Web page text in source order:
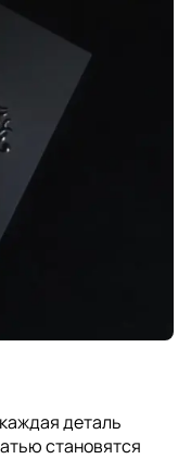
деталь
становятся